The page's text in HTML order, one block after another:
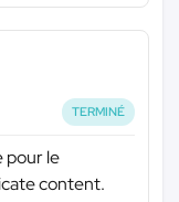
TERMINÉ
pour le
content.